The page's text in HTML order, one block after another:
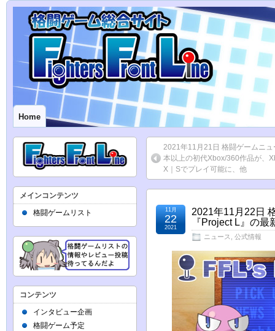
Home
2021年11月21日 格闘ゲームニ
本以上の初代Xbox/360作品が、
X｜Sでプレイ可能に、他
2021年11月22日
『Project L』の
ニュース 公式情報
11月
22
2021
メインコンテンツ
格闘ゲームリスト
コンテンツ
インタビュー企画
格闘ゲーム予定